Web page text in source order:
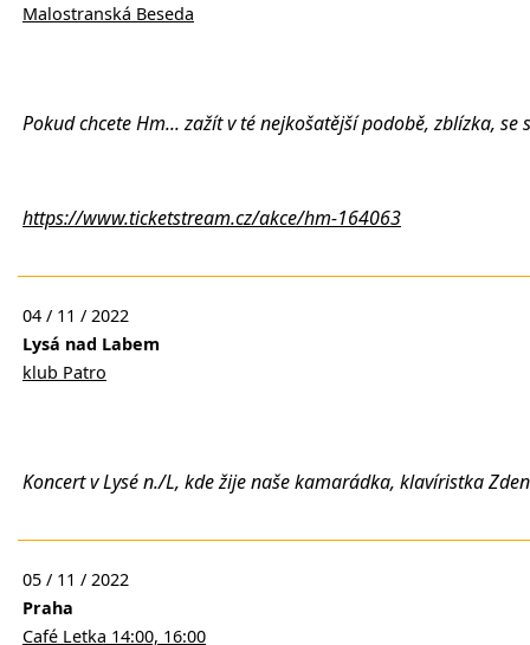
Malostranská Beseda
Pokud chcete Hm... zažít v té nejkošatější podobě, zblízka,
https://www.ticketstream.cz/akce/hm-164063
04 / 11 / 2022
Lysá nad Labem
klub Patro
Koncert v Lysé n./L, kde žije naše kamarádka, klavíristka
05 / 11 / 2022
Praha
Café Letka 14:00, 16:00